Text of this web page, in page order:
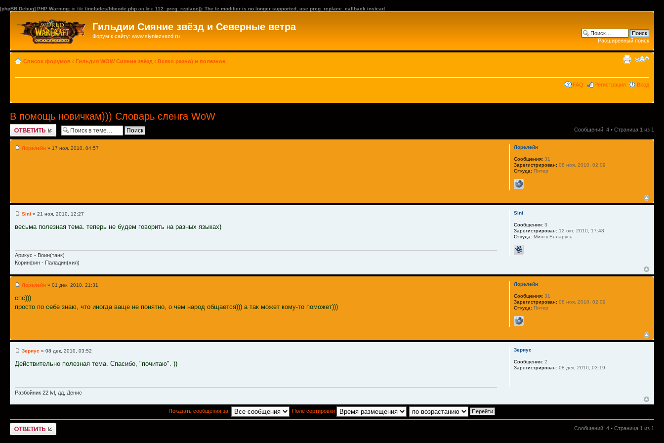
[phpBB Debug] PHP Warning: in file /includes/bbcode.php on line 112: preg_replace(): The /e modifier is no longer supported, use preg_replace_callback instead
Гильдии Сияние звёзд и Северные ветра
Форум к сайту: www.siyniezvezd.ru
Расширенный поиск
Список форумов ‹ Гильдия WOW Сияние звёзд ‹ Всяко разно) и полезное
FAQ Регистрация Вход
В помощь новичкам))) Словарь сленга WoW
Ответить Сообщений: 4 • Страница 1 из 1
Лорелейн » 17 ноя, 2010, 04:57 Лорелейн
Сообщения: 31
Зарегистрирован: 08 ноя, 2010, 02:09
Откуда: Питер
Sini » 21 ноя, 2010, 12:27
весьма полезная тема. теперь не будем говорить на разных языках)
Арикус - Воин(танк)
Коринфин - Паладин(хил)
Sini
Сообщения: 3
Зарегистрирован: 12 окт, 2010, 17:48
Откуда: Минск Беларусь
Лорелейн » 01 дек, 2010, 21:31
спс)))
просто по себе знаю, что иногда ваще не понятно, о чем народ общается))) а так может кому-то поможет)))
Лорелейн
Сообщения: 31
Зарегистрирован: 08 ноя, 2010, 02:09
Откуда: Питер
Зериус » 08 дек, 2010, 03:52
Действительно полезная тема. Спасибо, "почитаю". ))
Разбойник 22 lvl, дд, Денис
Зериус
Сообщения: 2
Зарегистрирован: 08 дек, 2010, 03:19
Показать сообщения за: Поле сортировки
Ответить Сообщений: 4 • Страница 1 из 1